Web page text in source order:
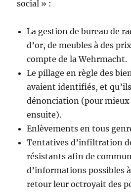
social » :
La gestion de bureau de
d’or, de meubles à des
compte de la Wehrmacht.
Le pillage en règle des
avaient identifiés, et
dénonciation (pour mieux
ensuite).
Enlèvements en tous
Tentatives d’infiltration
résistants afin de
d’informations possibles
retour leur octroyait des